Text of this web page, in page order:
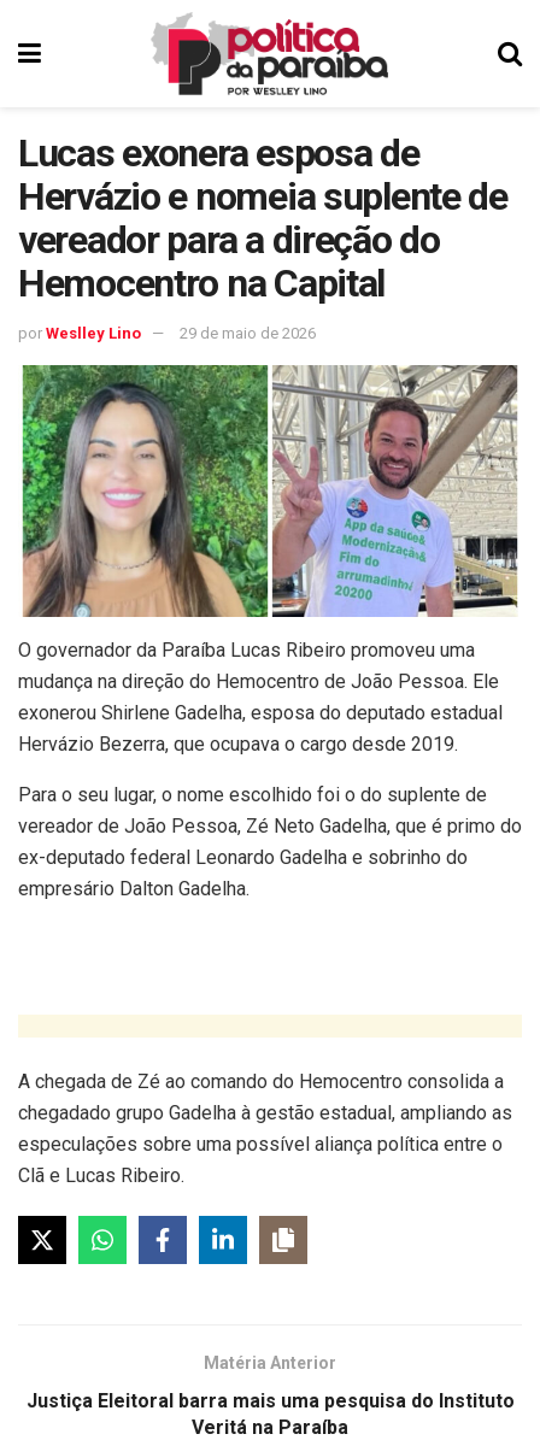
Lucas exonera esposa de
Hervázio e nomeia suplente de
vereador para a direção do
Hemocentro na Capital
por Weslley Lino 29 de maio de 2026
O governador da Paraíba Lucas Ribeiro promoveu uma
mudança na direção do Hemocentro de João Pessoa. Ele
exonerou Shirlene Gadelha, esposa do deputado estadual
Hervázio Bezerra, que ocupava o cargo desde 2019.
Para o seu lugar, o nome escolhido foi o do suplente de
vereador de João Pessoa, Zé Neto Gadelha, que é primo do
ex-deputado federal Leonardo Gadelha e sobrinho do
empresário Dalton Gadelha.
A chegada de Zé ao comando do Hemocentro consolida a
chegadado grupo Gadelha à gestão estadual, ampliando as
especulações sobre uma possível aliança política entre o
Clã e Lucas Ribeiro.
Matéria Anterior
Justiça Eleitoral barra mais uma pesquisa do Instituto
Veritá na Paraíba